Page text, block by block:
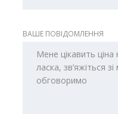
ВАШЕ ПОВІДОМЛЕННЯ